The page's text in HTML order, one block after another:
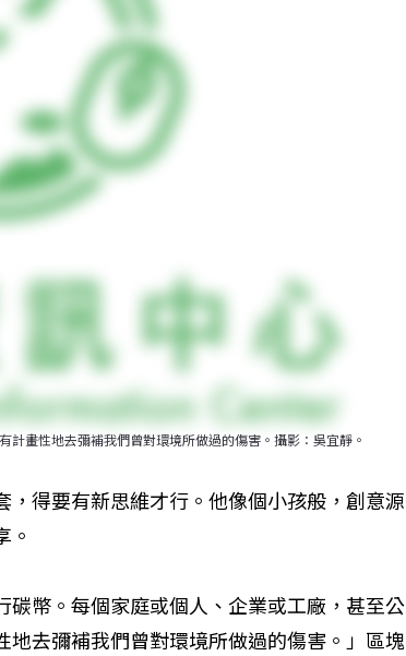
畫性地去彌補我們曾對環境所做過的傷害。攝影：吳宜靜。
得要有新思維才行。他像個小孩般，創意源
。
碳幣。每個家庭或個人、企業或工廠，甚至公
去彌補我們曾對環境所做過的傷害。」區塊